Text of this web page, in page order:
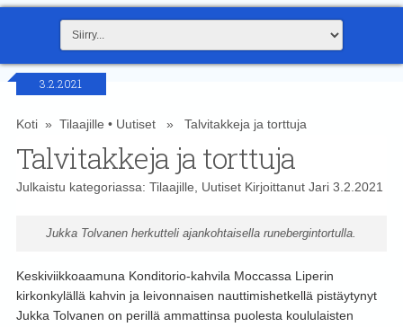
3.2.2021
Koti» Tilaajille • Uutiset» Talvitakkeja ja torttuja
Talvitakkeja ja torttuja
Julkaistu kategoriassa: Tilaajille UutisetKirjoittanut Jari3.2.2021
Jukka Tolvanen herkutteli ajankohtaisella runebergintortulla.
Keskiviikkoaamuna Konditorio-kahvila Moccassa Liperin
kirkonkylällä kahvin ja leivonnaisen nauttimishetkellä pistäytynyt
Jukka Tolvanen on perillä ammattinsa puolesta koululaisten